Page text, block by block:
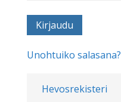
Hevosrekisteri
Unohtuiko salasana?